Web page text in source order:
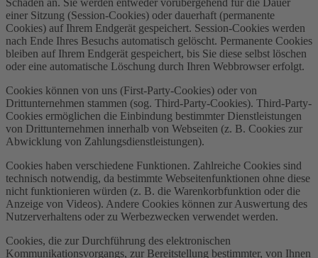
einer Sitzung (Session-Cookies) oder dauerhaft (permanente
Cookies) auf Ihrem Endgerät gespeichert. Session-Cookies werden
nach Ende Ihres Besuchs automatisch gelöscht. Permanente Cookies
bleiben auf Ihrem Endgerät gespeichert, bis Sie diese selbst löschen
oder eine automatische Löschung durch Ihren Webbrowser erfolgt.
Cookies können von uns (First-Party-Cookies) oder von
Drittunternehmen stammen (sog. Third-Party-Cookies). Third-Party-
Cookies ermöglichen die Einbindung bestimmter Dienstleistungen
von Drittunternehmen innerhalb von Webseiten (z. B. Cookies zur
Abwicklung von Zahlungsdienstleistungen).
Cookies haben verschiedene Funktionen. Zahlreiche Cookies sind
technisch notwendig, da bestimmte Webseitenfunktionen ohne diese
nicht funktionieren würden (z. B. die Warenkorbfunktion oder die
Anzeige von Videos). Andere Cookies können zur Auswertung des
Nutzerverhaltens oder zu Werbezwecken verwendet werden.
Cookies, die zur Durchführung des elektronischen
Kommunikationsvorgangs, zur Bereitstellung bestimmter, von Ihnen